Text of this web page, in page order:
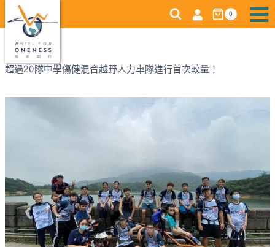
to
content
0
超過20隊中學傷健混合越野人力車隊進行首次較量！